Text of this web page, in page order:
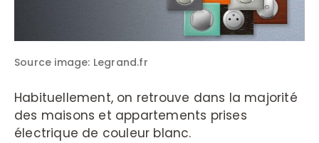
Source image: Legrand.fr
Habituellement, on retrouve dans la majorité
des maisons et appartements prises
électrique de couleur blanc.